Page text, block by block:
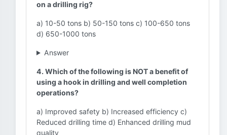
on a drilling rig?
a) 10-50 tons b) 50-150 tons c) 100-650 tons
d) 650-1000 tons
Answer
4. Which of the following is NOT a benefit of
using a hook in drilling and well completion
operations?
a) Improved safety b) Increased efficiency c)
Reduced drilling time d) Enhanced drilling mud
quality